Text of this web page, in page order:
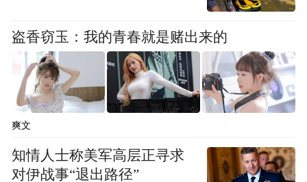
“特别声明：以上作品内容(包括在内的视频、图片或音
频)为凤凰网旗下自媒体平台“大风号”用户上传并发
布，本平台仅提供信息存储空间服务。
Notice: The content above (including the videos,
pictures and audios if any) is uploaded and posted
by the user of Dafeng Hao, which is a social media
platform and merely provides information storage
盗香窃玉：我的青春就是赌出来的
爽文
知情人士称美军高层正寻求
对伊战事“退出路径”